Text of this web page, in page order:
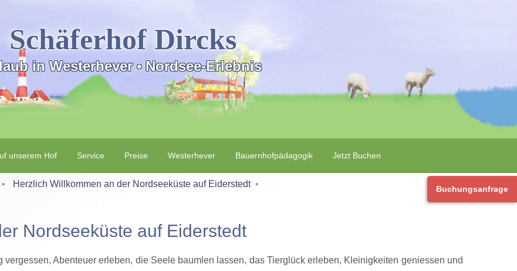
Buchungsanfrage
Schäferhof Dircks
in Westerhever • Nordsee-Erlebnis
unserem Hof Service Preise Westerhever Bauernhofpädagogik Jetzt Buchen
‌ • ‌ Herzlich Willkommen an der Nordseeküste auf Eiderstedt ‌ • ‌
Nordseeküste auf Eiderstedt
vergessen, Abenteuer erleben, die Seele baumlen lassen, das Tierglück erleben, Kleinigkeiten geniessen und